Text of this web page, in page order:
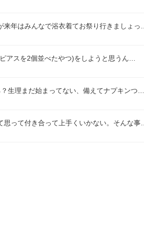
年はみんなで浴衣着てお祭り行きましょっ…
アスを2個並べたやつ)をしようと思うん…
生理まだ始まってない、備えてナプキンつ…
って付き合って上手くいかない。そんな事…